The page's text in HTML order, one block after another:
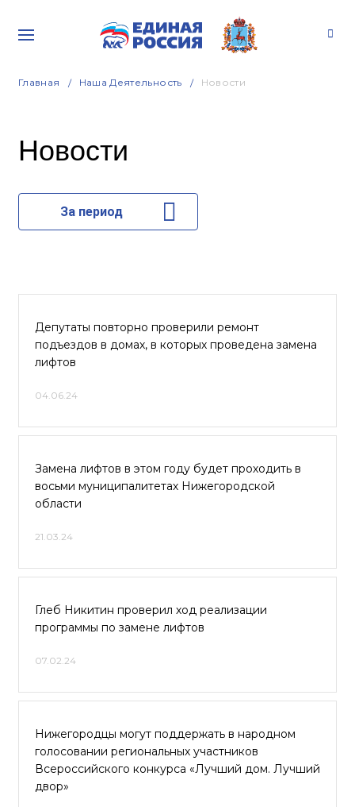
Главная Наша Деятельность Новости
Новости
За период
Депутаты повторно проверили ремонт
подъездов в домах, в которых проведена замена
лифтов
04.06.24
Замена лифтов в этом году будет проходить в
восьми муниципалитетах Нижегородской
области
21.03.24
Глеб Никитин проверил ход реализации
программы по замене лифтов
07.02.24
Нижегородцы могут поддержать в народном
голосовании региональных участников
Всероссийского конкурса «Лучший дом. Лучший
двор»